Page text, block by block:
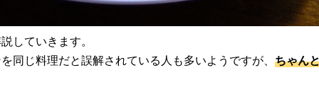
していきます。
同じ料理だと誤解されている人も多いようですが、 ちゃん